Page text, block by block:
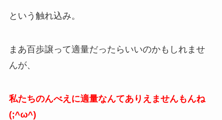
という触れ込み。
まあ百歩譲って適量だったらいいのかもしれませ
んが、
私たちのんべえに適量なんてありえませんもんね
(;^ω^)